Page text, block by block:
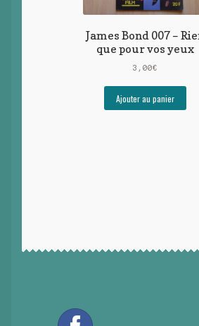
James Bond 007 –
que pour vos yeux
3,00€
Ajouter au panier